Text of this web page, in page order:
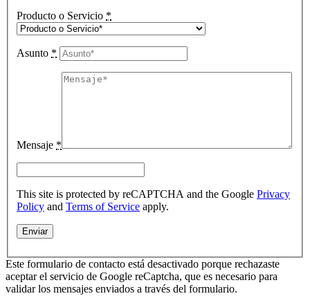
Producto o Servicio *
Asunto *
Mensaje *
This site is protected by reCAPTCHA and the Google Privacy
Policy and Terms of Service apply.
Este formulario de contacto está desactivado porque rechazaste
aceptar el servicio de Google reCaptcha, que es necesario para
validar los mensajes enviados a través del formulario.